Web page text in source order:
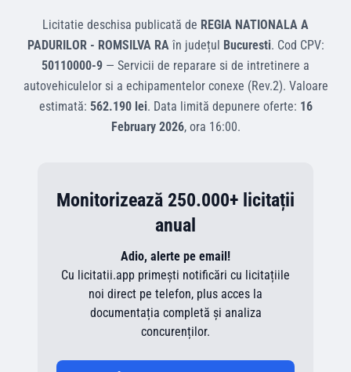
Licitatie deschisa publicată de REGIA NATIONALA A
PADURILOR - ROMSILVA RAîn județul Bucuresti. Cod CPV:
50110000-9 — Servicii de reparare si de intretinere a
autovehiculelor si a echipamentelor conexe (Rev.2). Valoare
estimată: 562.190 lei. Data limită depunere oferte: 16
February 2026, ora 16:00.
Monitorizează 250.000+ licitații
anual
Adio, alerte pe email!
Cu licitatii.app primești notificări cu licitațiile
noi direct pe telefon, plus acces la
documentația completă și analiza
concurenților.